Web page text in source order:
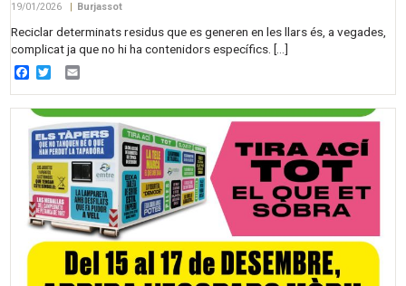
19/01/2026 | Burjassot
Reciclar determinats residus que es generen en les llars és, a vegades,
complicat ja que no hi ha contenidors específics. […]
Facebook
Twitter